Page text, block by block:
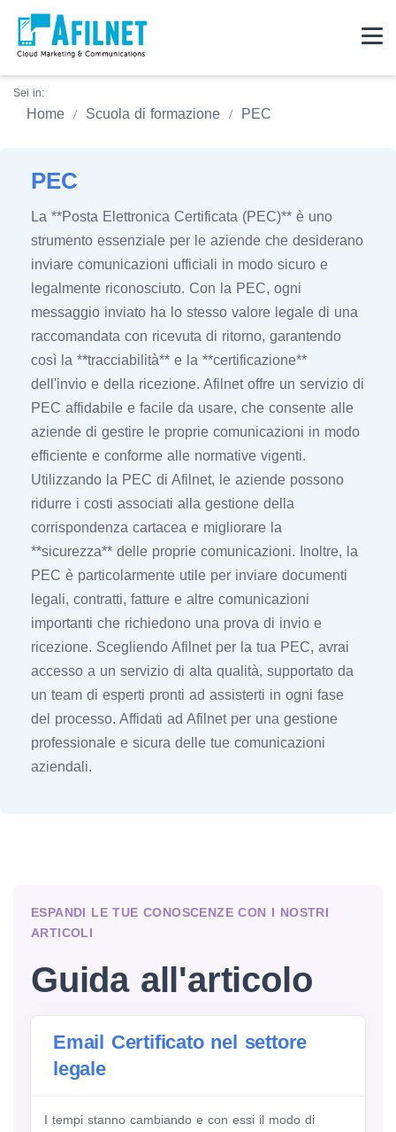
Sei in:
Home Scuola di formazione PEC
PEC
La **Posta Elettronica Certificata (PEC)** è uno
strumento essenziale per le aziende che desiderano
inviare comunicazioni ufficiali in modo sicuro e
legalmente riconosciuto. Con la PEC, ogni
messaggio inviato ha lo stesso valore legale di una
raccomandata con ricevuta di ritorno, garantendo
così la **tracciabilità** e la **certificazione**
dell'invio e della ricezione. Afilnet offre un servizio di
PEC affidabile e facile da usare, che consente alle
aziende di gestire le proprie comunicazioni in modo
efficiente e conforme alle normative vigenti.
Utilizzando la PEC di Afilnet, le aziende possono
ridurre i costi associati alla gestione della
corrispondenza cartacea e migliorare la
**sicurezza** delle proprie comunicazioni. Inoltre, la
PEC è particolarmente utile per inviare documenti
legali, contratti, fatture e altre comunicazioni
importanti che richiedono una prova di invio e
ricezione. Scegliendo Afilnet per la tua PEC, avrai
accesso a un servizio di alta qualità, supportato da
un team di esperti pronti ad assisterti in ogni fase
del processo. Affidati ad Afilnet per una gestione
professionale e sicura delle tue comunicazioni
aziendali.
ESPANDI LE TUE CONOSCENZE CON I NOSTRI
ARTICOLI
Guida all'articolo
Email Certificato nel settore
legale
I tempi stanno cambiando e con essi il modo di